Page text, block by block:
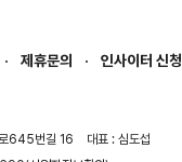
제휴문의
인사이터 신청
로645번길 16
대표 : 심도섭